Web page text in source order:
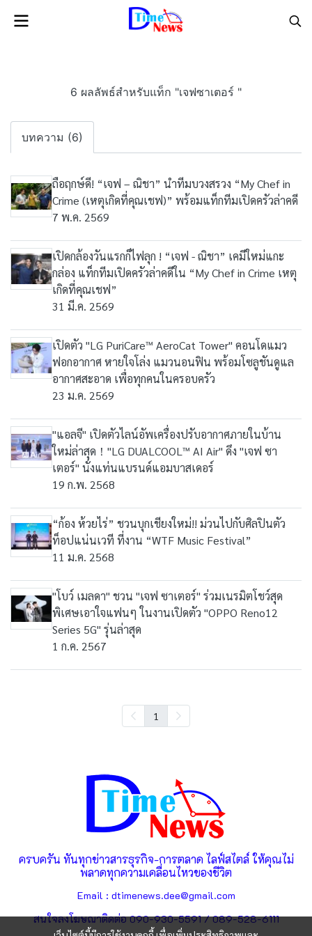
6 ผลลัพธ์สำหรับแท็ก "เจฟซาเตอร์ "
บทความ (6)
ถือฤกษ์ดี! “เจฟ – ณิชา” นำทีมบวงสรวง “My Chef in
Crime (เหตุเกิดที่คุณเชฟ)” พร้อมแท็กทีมเปิดครัวล่าคดี
7 พ.ค. 2569
เปิดกล้องวันแรกก็ไฟลุก ! “เจฟ - ณิชา” เคมีใหม่แกะ
กล่อง แท็กทีมเปิดครัวล่าคดีใน “My Chef in Crime เหตุ
เกิดที่คุณเชฟ”
31 มี.ค. 2569
เปิดตัว "LG PuriCare™ AeroCat Tower" คอนโดแมว
ฟอกอากาศ หายใจโล่ง แมวนอนฟิน พร้อมโซลูชันดูแล
อากาศสะอาด เพื่อทุกคนในครอบครัว
23 ม.ค. 2569
"แอลจี" เปิดตัวไลน์อัพเครื่องปรับอากาศภายในบ้าน
ใหม่ล่าสุด！"LG DUALCOOL™ AI Air" ดึง "เจฟ ซา
เตอร์" นั่งแท่นแบรนด์แอมบาสเดอร์
19 ก.พ. 2568
“ก้อง ห้วยไร่” ชวนบุกเชียงใหม่!! ม่วนไปกับศิลปินตัว
ท็อปแน่นเวที ที่งาน “WTF Music Festival”
11 ม.ค. 2568
"โบว์ เมลดา" ชวน "เจฟ ซาเตอร์" ร่วมเนรมิตโชว์สุด
พิเศษเอาใจแฟนๆ ในงานเปิดตัว "OPPO Reno12
Series 5G" รุ่นล่าสุด
1 ก.ค. 2567
1
ครบครัน ทันทุกข่าวสารธุรกิจ-การตลาด ไลฟ์สไตล์ ให้คุณไม่
พลาดทุกความเคลื่อนไหวของชีวิต
Email : dtimenews.dee@gmail.com
สนใจลงโฆษณาติดต่อ 090-930-5591 / 089-528-6111